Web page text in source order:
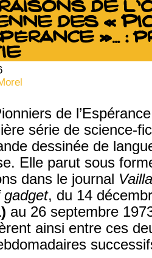
de
des «
»… :
de
série de science-
dessinée de
Elle parut sous
dans le journal
gadget, du 14
au 26 septembre
ainsi entre ces